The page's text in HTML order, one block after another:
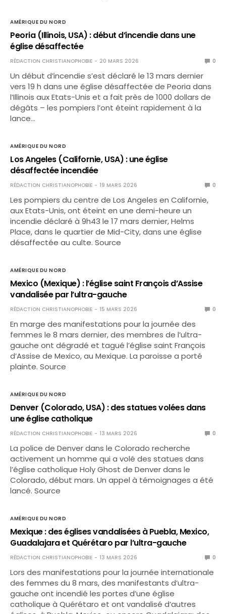
AMÉRIQUE DU NORD
Peoria (Illinois, USA) : début d’incendie dans une
église désaffectée
RÉDACTION CHRISTIANOPHOBIE 20 MARS 2026 0
Un début d’incendie s’est déclaré le 13 mars dernier
vers 19 h dans une église désaffectée de Peoria dans
l’Illinois aux Etats-Unis et a fait près de 1000 dollars de
dégâts – les pompiers l’ont éteint rapidement à la
lance…
AMÉRIQUE DU NORD
Los Angeles (Californie, USA) : une église
désaffectée incendiée
RÉDACTION CHRISTIANOPHOBIE 19 MARS 2026 0
Les pompiers du centre de Los Angeles en Californie,
aux Etats-Unis, ont éteint en une demi-heure un
incendie déclaré à 9h43 le 17 mars dernier, Helms
Place, dans le quartier de Mid-City, dans une église
désaffectée au culte. Source
AMÉRIQUE DU NORD
Mexico (Mexique) : l’église saint François d’Assise
vandalisée par l’ultra-gauche
RÉDACTION CHRISTIANOPHOBIE 15 MARS 2026 0
En marge des manifestations pour la journée des
femmes le 8 mars dernier, des membres de l’ultra-
gauche ont dégradé et tagué l’église saint François
d’Assise de Mexico, au Mexique. La paroisse a porté
plainte. Source
AMÉRIQUE DU NORD
Denver (Colorado, USA) : des statues volées dans
une église catholique
RÉDACTION CHRISTIANOPHOBIE 13 MARS 2026 0
La police de Denver dans le Colorado recherche
activement un homme qui a volé des statues dans
l’église catholique Holy Ghost de Denver dans le
Colorado, début mars. Un appel à témoignages a été
lancé. Source
AMÉRIQUE DU NORD
Mexique : des églises vandalisées à Puebla, Mexico,
Guadalajara et Quérétaro par l’ultra-gauche
RÉDACTION CHRISTIANOPHOBIE 13 MARS 2026 0
Lors des manifestations pour la journée internationale
des femmes du 8 mars, des manifestants d’ultra-
gauche ont incendié les portes d’une église
catholique à Quérétaro et ont vandalisé d’autres